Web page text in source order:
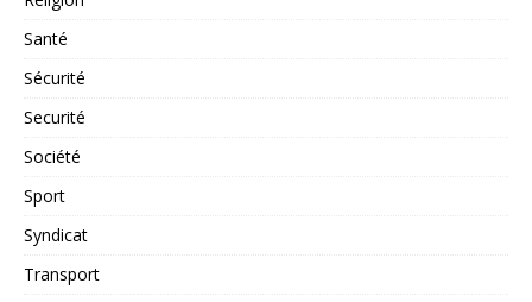
Santé
Sécurité
Securité
Société
Sport
Syndicat
Transport